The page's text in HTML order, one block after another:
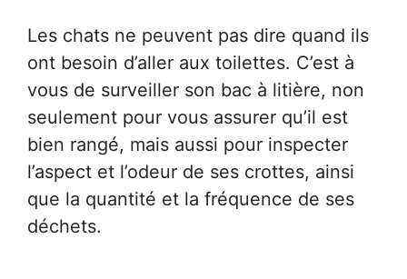
Les chats ne peuvent pas dire quand ils
ont besoin d’aller aux toilettes. C’est à
vous de surveiller son bac à litière, non
seulement pour vous assurer qu’il est
bien rangé, mais aussi pour inspecter
l’aspect et l’odeur de ses crottes, ainsi
que la quantité et la fréquence de ses
déchets.